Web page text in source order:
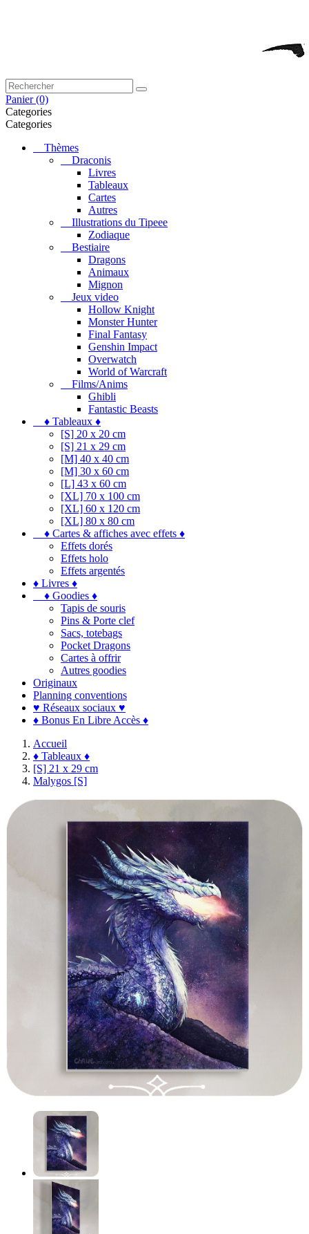
Panier (0)
Categories
Categories
Thèmes
Draconis
Livres
Tableaux
Cartes
Autres
Illustrations du Tipeee
Zodiaque
Bestiaire
Dragons
Animaux
Mignon
Jeux video
Hollow Knight
Monster Hunter
Final Fantasy
Genshin Impact
Overwatch
World of Warcraft
Films/Anims
Ghibli
Fantastic Beasts
♦ Tableaux ♦
[S] 20 x 20 cm
[S] 21 x 29 cm
[M] 40 x 40 cm
[M] 30 x 60 cm
[L] 43 x 60 cm
[XL] 70 x 100 cm
[XL] 60 x 120 cm
[XL] 80 x 80 cm
♦ Cartes & affiches avec effets ♦
Effets dorés
Effets holo
Effets argentés
♦ Livres ♦
♦ Goodies ♦
Tapis de souris
Pins & Porte clef
Sacs, totebags
Pocket Dragons
Cartes à offrir
Autres goodies
Originaux
Planning conventions
♥ Réseaux sociaux ♥
♦ Bonus En Libre Accès ♦
Accueil
♦ Tableaux ♦
[S] 21 x 29 cm
Malygos [S]